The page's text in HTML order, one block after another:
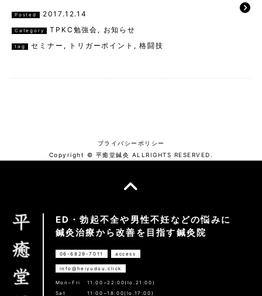
Posted 2017.12.14
Category TPKC勉強会 , お知らせ
tag セミナー , トリガーポイント ,格闘技
プライバシーポリシー
Copyright © 平癒堂鍼灸 ALLRIGHTS RESERVED.
ED・勃起不全や男性不妊などの悩みに
鍼灸治療から改善を目指す鍼灸院
06-6829-7011 access
info@heiyudou.click
Mon~Fri
11:00~22:00(lo.21:00)
Sat
11:00~18:00(lo.17:00)